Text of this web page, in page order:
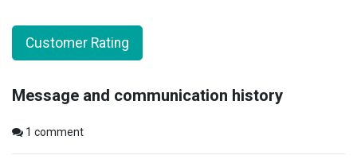
Customer Rating
Message and communication history
1 comment